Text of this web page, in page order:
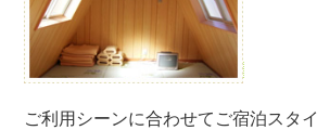
ご利用シーンに合わせてご宿泊スタ